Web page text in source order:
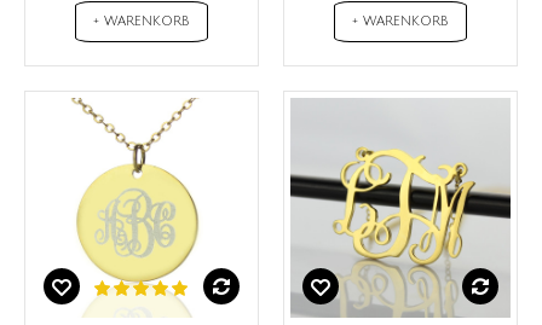
+ WARENKORB + WARENKORB